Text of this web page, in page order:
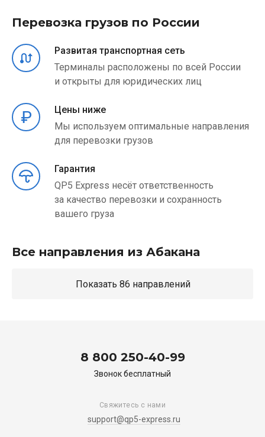
Перевозка грузов по России
Развитая транспортная сеть
Терминалы расположены по всей России
и открыты для юридических лиц
Цены ниже
Мы используем оптимальные направления
для перевозки грузов
Гарантия
QP5 Express несёт ответственность
за качество перевозки и сохранность
вашего груза
Все направления из Абакана
Показать 86 направлений
8 800 250-40-99
Звонок бесплатный
Свяжитесь с нами
support@qp5-express.ru